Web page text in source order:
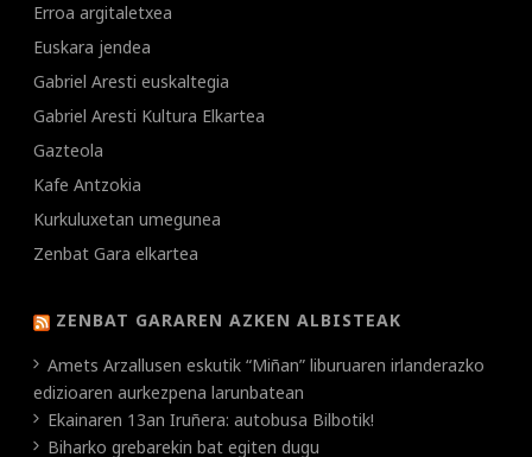
Erroa argitaletxea
Euskara jendea
Gabriel Aresti euskaltegia
Gabriel Aresti Kultura Elkartea
Gazteola
Kafe Antzokia
Kurkuluxetan umegunea
Zenbat Gara elkartea
ZENBAT GARAREN AZKEN ALBISTEAK
Amets Arzallusen eskutik “Miñan” liburuaren irlanderazko
edizioaren aurkezpena larunbatean
Ekainaren 13an Iruñera: autobusa Bilbotik!
Biharko grebarekin bat egiten dugu